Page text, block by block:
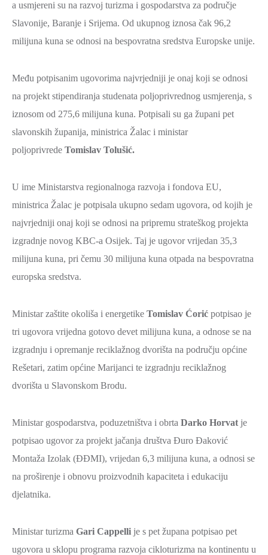
a usmjereni su na razvoj turizma i gospodarstva za područje
Slavonije, Baranje i Srijema. Od ukupnog iznosa čak 96,2
milijuna kuna se odnosi na bespovratna sredstva Europske unije.
Među potpisanim ugovorima najvrjedniji je onaj koji se odnosi
na projekt stipendiranja studenata poljoprivrednog usmjerenja, s
iznosom od 275,6 milijuna kuna. Potpisali su ga župani pet
slavonskih županija, ministrica Žalac i ministar
poljoprivrede Tomislav Tolušić.
U ime Ministarstva regionalnoga razvoja i fondova EU,
ministrica Žalac je potpisala ukupno sedam ugovora, od kojih je
najvrjedniji onaj koji se odnosi na pripremu strateškog projekta
izgradnje novog KBC-a Osijek. Taj je ugovor vrijedan 35,3
milijuna kuna, pri čemu 30 milijuna kuna otpada na bespovratna
europska sredstva.
Ministar zaštite okoliša i energetike Tomislav Ćorić potpisao je
tri ugovora vrijedna gotovo devet milijuna kuna, a odnose se na
izgradnju i opremanje reciklažnog dvorišta na području općine
Rešetari, zatim općine Marijanci te izgradnju reciklažnog
dvorišta u Slavonskom Brodu.
Ministar gospodarstva, poduzetništva i obrta Darko Horvat je
potpisao ugovor za projekt jačanja društva Đuro Đaković
Montaža Izolak (ĐĐMI), vrijedan 6,3 milijuna kuna, a odnosi se
na proširenje i obnovu proizvodnih kapaciteta i edukaciju
djelatnika.
Ministar turizma Gari Cappelli je s pet župana potpisao pet
ugovora u sklopu programa razvoja cikloturizma na kontinentu u